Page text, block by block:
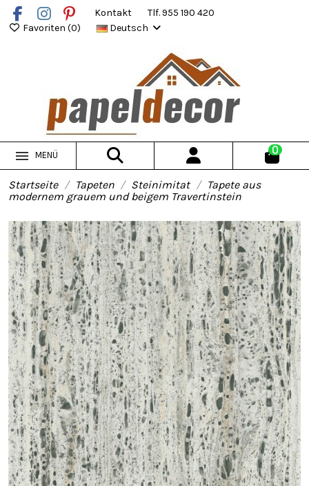
Kontakt
Tlf. 955 190 420
Favoriten (0) Deutsch
MENÜ 0
Startseite Tapeten Steinimitat
Tapete aus
modernem grauem und beigem Travertinstein